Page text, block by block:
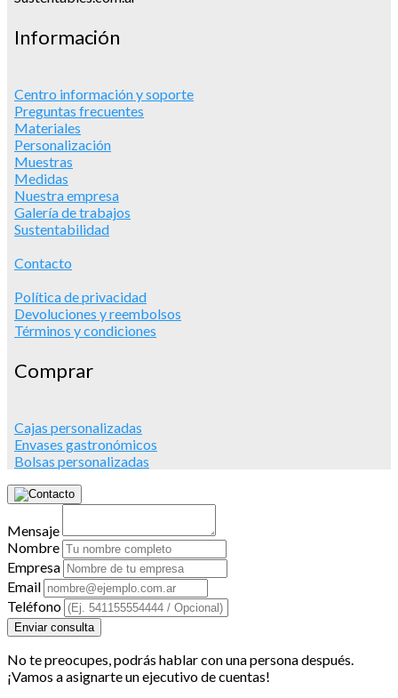
Información
Centro información y soporte
Preguntas frecuentes
Materiales
Personalización
Muestras
Medidas
Nuestra empresa
Galería de trabajos
Sustentabilidad
Contacto
Política de privacidad
Devoluciones y reembolsos
Términos y condiciones
Comprar
Cajas personalizadas
Envases gastronómicos
Bolsas personalizadas
Mensaje
Nombre
Empresa
Email
Teléfono
Enviar consulta
No te preocupes, podrás hablar con una persona después.
¡Vamos a asignarte un ejecutivo de cuentas!